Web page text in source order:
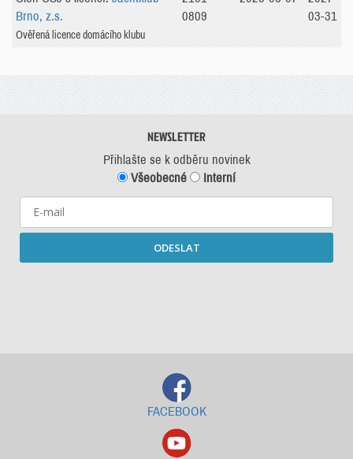
Brno, z.s.
Ověřená licence domácího klubu
0809
03-31
NEWSLETTER
Přihlašte se k odběru novinek
Všeobecné
Interní
ODESLAT
FACEBOOK